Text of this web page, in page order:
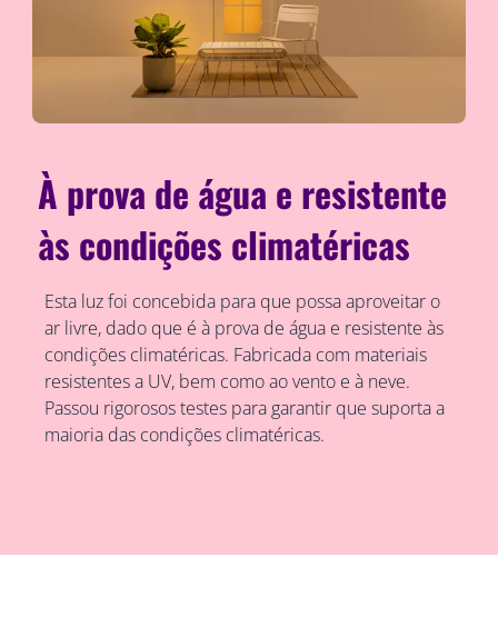
À prova de água e resistente
às condições climatéricas
Esta luz foi concebida para que possa aproveitar o
ar livre, dado que é à prova de água e resistente às
condições climatéricas. Fabricada com materiais
resistentes a UV, bem como ao vento e à neve.
Passou rigorosos testes para garantir que suporta a
maioria das condições climatéricas.